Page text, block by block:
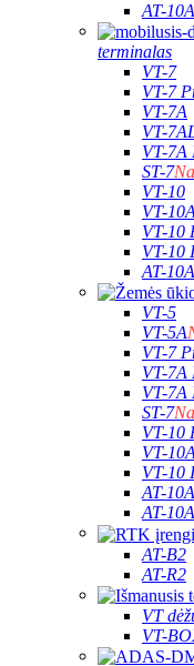
AT-
terminalas
VT-7
VT-7
VT-7A
VT-
VT-7A
ST-7
VT-10
VT-
VT-10
VT-10
AT-10A
VT-5
VT-5A
VT-7
VT-7A
VT-7A
ST-7
VT-10
VT-
VT-10
AT-10A
AT-
AT-B2
AT-R2
VT
VT-